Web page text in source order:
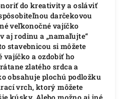
do kreativity a osláviť
darčekovou
veľkonočné vajíčko
aj rodinu a „namaľujte“
stavebnicou si môžete
a ozdobiť ho
zlatého srdca a
obsahuje plochú podložku
vrch, ktorý môžete